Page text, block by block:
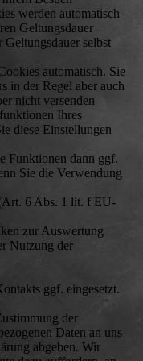
werden automatisch
Geltungsdauer
selbst
automatisch. Sie
in der Regel aber auch
nicht versenden
Ihres
diese Einstellungen
Funktionen dann ggf.
Sie die Verwendung
6 Abs. 1 lit. f EU-
zur Auswertung
Nutzung der
ggf. eingesetzt.
der
Daten an uns
abgeben. Wir